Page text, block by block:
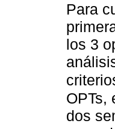
Para
los 3
OPTs,
dos